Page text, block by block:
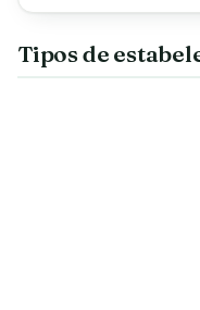
Tipos de